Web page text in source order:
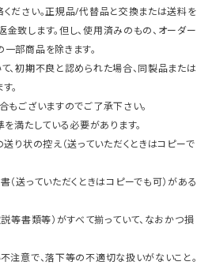
ださい。正規品/代替品と交換または送料を
致します。但し、使用済みのもの、オーダー
部商品を除きます。
、初期不良と認められた場合、同製品または
。
ございますのでご了承下さい。
満たしている必要があります。
送り状の控え（送っていただくときはコピーで
（送っていただくときはコピーでも可）がある
等書類等）がすべて揃っていて、なおかつ損
注意で、落下等の不適切な扱いがないこと。